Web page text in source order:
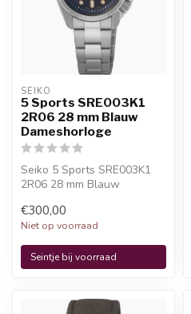
SEIKO
5 Sports SRE003K1
2R06 28 mm Blauw
Dameshorloge
Seiko 5 Sports SRE003K1
2R06 28 mm Blauw
officieel Seiko hor...
€300,00
Niet op voorraad
Seintje bij voorraad